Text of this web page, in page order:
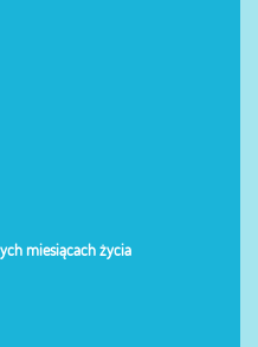
miesiącach życia